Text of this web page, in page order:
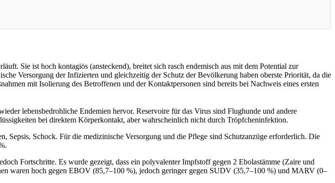
Sie ist hoch kontagiös (ansteckend), breitet sich rasch endemisch aus mit dem Potential zur
Versorgung der Infizierten und gleichzeitig der Schutz der Bevölkerung haben oberste Priorität, da die
mit Isolierung des Betroffenen und der Kontaktpersonen sind bereits bei Nachweis eines ersten
lebensbedrohliche Endemien hervor. Reservoire für das Virus sind Flughunde und andere
bei direktem Körperkontakt, aber wahrscheinlich nicht durch Tröpfcheninfektion.
Schock. Für die medizinische Versorgung und die Pflege sind Schutzanzüge erforderlich. Die
Fortschritte. Es wurde gezeigt, dass ein polyvalenter Impfstoff gegen 2 Ebolastämme (Zaire und
waren hoch gegen EBOV (85,7–100 %), jedoch geringer gegen SUDV (35,7–100 %) und MARV (0–